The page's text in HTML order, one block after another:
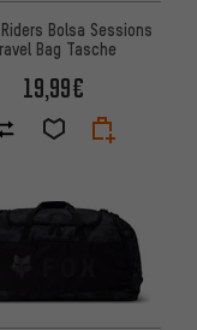
Bolsa Sessions
Bag Tasche
19,99€